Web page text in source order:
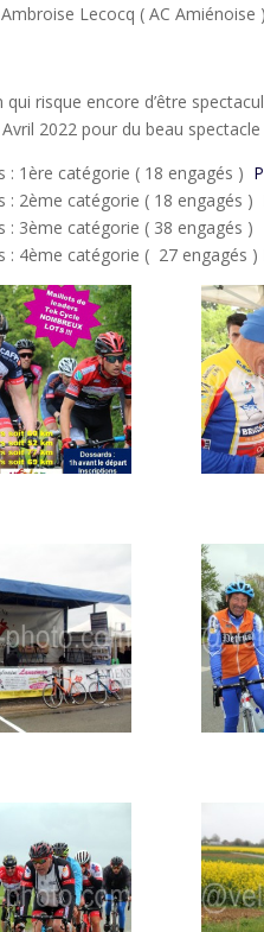
Lecocq ( AC Amiénoise )
qui risque encore d’être
2022 pour du beau
: 1ère catégorie ( 18 engagés )
: 2ème catégorie ( 18 engagés )
: 3ème catégorie ( 38 engagés )
: 4ème catégorie ( 27 engagés )